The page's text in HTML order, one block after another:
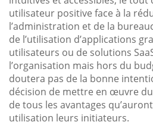
utilisateur positive face à la
l’administration et de la
de l’utilisation d’applications
utilisateurs ou de solutions
l’organisation mais hors du
doutera pas de la bonne
décision de mettre en œuvre
de tous les avantages
utilisation leurs initiateurs.